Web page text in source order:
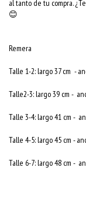
al tanto de tu compra.
😊
Talle 1-2: largo 37 cm -
Talle2-3: largo 39 cm -
Talle 3-4: largo 41 cm -
Talle 4-5: largo 45 cm -
Talle 6-7: largo 48 cm -